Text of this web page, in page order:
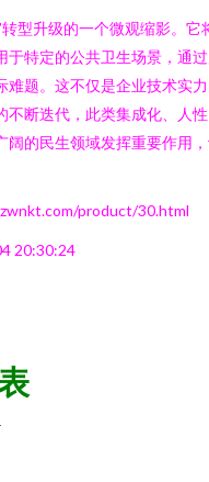
型升级的一个微观缩影。它
于特定的公共卫生场景，通
难题。这不仅是企业技术实
不断迭代，此类集成化、人性
阔的民生领域发挥重要作用
product/30.html
20:30:24